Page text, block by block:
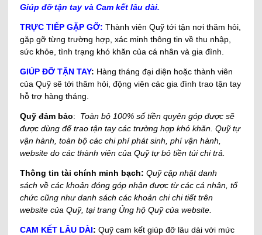
Giúp đỡ tận tay và Cam kết lâu dài.
TRỰC TIẾP GẶP GỠ:Thành viên Quỹ tới tận nơi thăm hỏi,
gặp gỡ từng trường hợp, xác minh thông tin về thu nhập,
sức khỏe, tình trạng khó khăn của cá nhân và gia đình.
GIÚP ĐỠ TẬN TAY: Hàng tháng đại diện hoặc thành viên
của Quỹ sẽ tới thăm hỏi, động viên các gia đình trao tận tay
hỗ trợ hàng tháng.
Quỹ đảm bảo: Toàn bộ 100% số tiền quyên góp được sẽ
được dùng để trao tận tay các trường hợp khó khăn. Quỹ tự
vận hành, toàn bộ các chi phí phát sinh, phí vận hành,
website do các thành viên của Quỹ tự bỏ tiền túi chi trả.
Thông tin tài chính minh bạch:Quỹ cập nhật danh
sách về các khoản đóng góp nhận được từ các cá nhân, tổ
chức cũng như danh sách các khoản chi chi tiết trên
website của Quỹ, tại trang Ủng hộ Quỹcủa website.
CAM KẾT LÂU DÀI:Quỹ cam kết giúp đỡ lâu dài với mức